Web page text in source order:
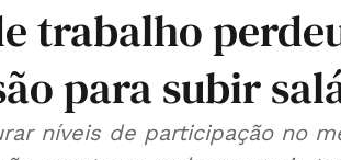
trabalho
para subir
níveis de participação no